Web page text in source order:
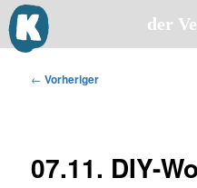
Zum
primärenBeitragsnavigation
← Vorheriger
07.11. DIY-
der